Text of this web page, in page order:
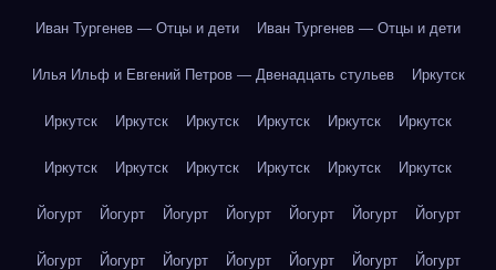
Иван Тургенев — Отцы и дети Иван Тургенев — Отцы и дети
Илья Ильф и Евгений Петров — Двенадцать стульев Иркутск
Иркутск Иркутск Иркутск Иркутск Иркутск Иркутск
Иркутск Иркутск Иркутск Иркутск Иркутск Иркутск
Йогурт Йогурт Йогурт Йогурт Йогурт Йогурт Йогурт
Йогурт Йогурт Йогурт Йогурт Йогурт Йогурт Йогурт